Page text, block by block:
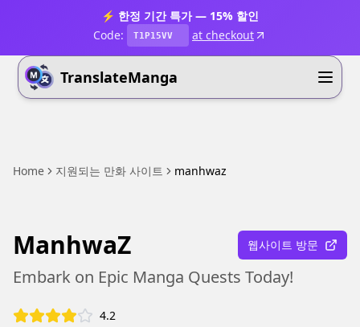
⚡ 한정 기간 특가 — 15% 할인
Code:
T1P15VV at checkout
TranslateManga
Home 지원되는 만화 사이트 manhwaz
ManhwaZ 웹사이트 방문
Embark on Epic Manga Quests Today!
4.2